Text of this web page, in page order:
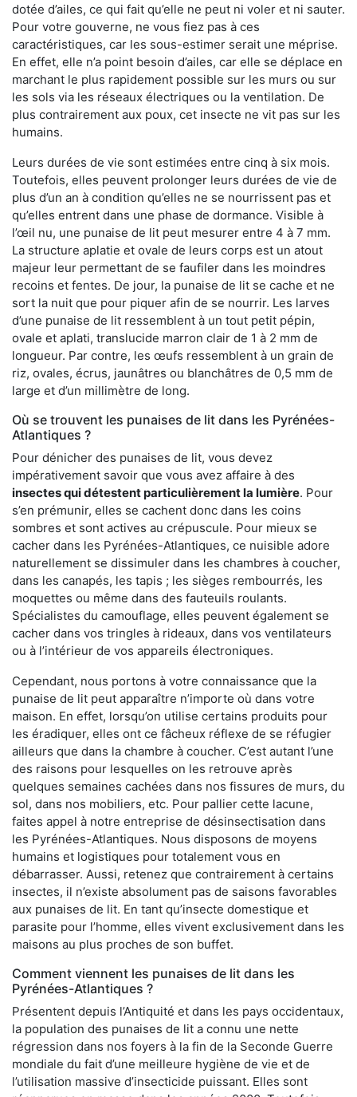
dotée d’ailes, ce qui fait qu’elle ne peut ni voler et ni sauter.
Pour votre gouverne, ne vous fiez pas à ces
caractéristiques, car les sous-estimer serait une méprise.
En effet, elle n’a point besoin d’ailes, car elle se déplace en
marchant le plus rapidement possible sur les murs ou sur
les sols via les réseaux électriques ou la ventilation. De
plus contrairement aux poux, cet insecte ne vit pas sur les
humains.
Leurs durées de vie sont estimées entre cinq à six mois.
Toutefois, elles peuvent prolonger leurs durées de vie de
plus d’un an à condition qu’elles ne se nourrissent pas et
qu’elles entrent dans une phase de dormance. Visible à
l’œil nu, une punaise de lit peut mesurer entre 4 à 7 mm.
La structure aplatie et ovale de leurs corps est un atout
majeur leur permettant de se faufiler dans les moindres
recoins et fentes. De jour, la punaise de lit se cache et ne
sort la nuit que pour piquer afin de se nourrir. Les larves
d’une punaise de lit ressemblent à un tout petit pépin,
ovale et aplati, translucide marron clair de 1 à 2 mm de
longueur. Par contre, les œufs ressemblent à un grain de
riz, ovales, écrus, jaunâtres ou blanchâtres de 0,5 mm de
large et d’un millimètre de long.
Où se trouvent les punaises de lit dans les Pyrénées-
Atlantiques ?
Pour dénicher des punaises de lit, vous devez
impérativement savoir que vous avez affaire à des
insectes qui détestent particulièrement la lumière. Pour
s’en prémunir, elles se cachent donc dans les coins
sombres et sont actives au crépuscule. Pour mieux se
cacher dans les Pyrénées-Atlantiques, ce nuisible adore
naturellement se dissimuler dans les chambres à coucher,
dans les canapés, les tapis ; les sièges rembourrés, les
moquettes ou même dans des fauteuils roulants.
Spécialistes du camouflage, elles peuvent également se
cacher dans vos tringles à rideaux, dans vos ventilateurs
ou à l’intérieur de vos appareils électroniques.
Cependant, nous portons à votre connaissance que la
punaise de lit peut apparaître n’importe où dans votre
maison. En effet, lorsqu’on utilise certains produits pour
les éradiquer, elles ont ce fâcheux réflexe de se réfugier
ailleurs que dans la chambre à coucher. C’est autant l’une
des raisons pour lesquelles on les retrouve après
quelques semaines cachées dans nos fissures de murs, du
sol, dans nos mobiliers, etc. Pour pallier cette lacune,
faites appel à notre entreprise de désinsectisation dans
les Pyrénées-Atlantiques. Nous disposons de moyens
humains et logistiques pour totalement vous en
débarrasser. Aussi, retenez que contrairement à certains
insectes, il n’existe absolument pas de saisons favorables
aux punaises de lit. En tant qu’insecte domestique et
parasite pour l’homme, elles vivent exclusivement dans les
maisons au plus proches de son buffet.
Comment viennent les punaises de lit dans les
Pyrénées-Atlantiques ?
Présentent depuis l’Antiquité et dans les pays occidentaux,
la population des punaises de lit a connu une nette
régression dans nos foyers à la fin de la Seconde Guerre
mondiale du fait d’une meilleure hygiène de vie et de
l’utilisation massive d’insecticide puissant. Elles sont